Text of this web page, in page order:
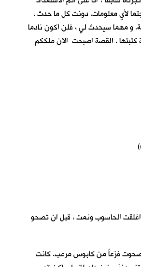
لأي معلومات. دونت كل ما حدث ،
و مهما سيحدث لي ، فلن اكون نادما
كتبتها . القصة اصبحت الان ملككم
اغلقت الحاسوب ونمت ، قبل ان تصحو
فزعاً من كابوس مرعب. كانت